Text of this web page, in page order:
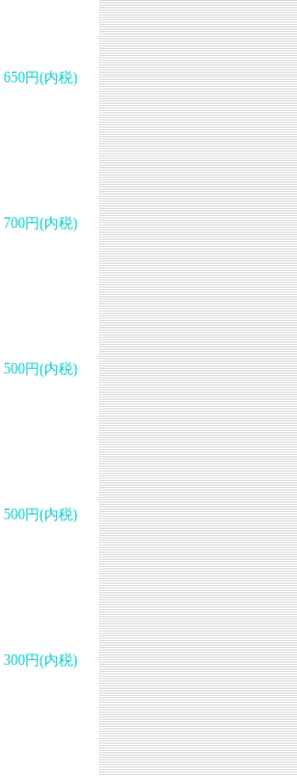
650円(内税)
700円(内税)
500円(内税)
500円(内税)
300円(内税)